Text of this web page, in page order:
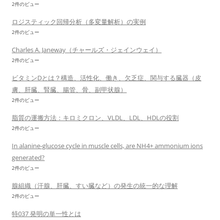
2件のビュー
ロジスティック回帰分析（多変量解析）の実例
2件のビュー
Charles A. Janeway（チャールズ・ジェインウェイ）
2件のビュー
ビタミンDとは？構造、活性化、働き、欠乏症、関与する臓器（皮
膚、肝臓、腎臓、腸管、骨、副甲状腺）
2件のビュー
脂質の運搬方法：キロミクロン、VLDL、LDL、HDLの役割
2件のビュー
In alanine-glucose cycle in muscle cells, are NH4+ ammonium ions
generated?
2件のビュー
腺組織（汗腺、肝臓、すい臓など）の発生の統一的な理解
2件のビュー
特037 発明の単一性とは